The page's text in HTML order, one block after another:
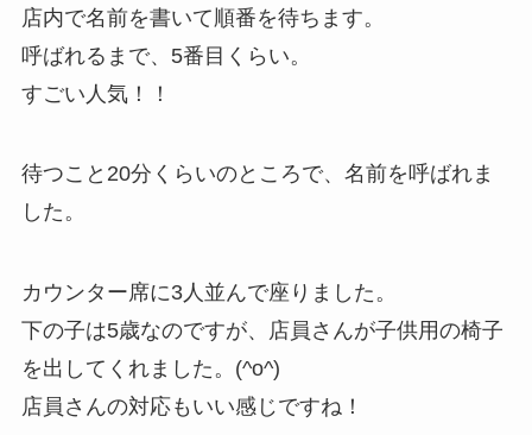
店内で名前を書いて順番を待ちます。
呼ばれるまで、5番目くらい。
すごい人気！！
待つこと20分くらいのところで、名前を呼ばれま
した。
カウンター席に3人並んで座りました。
下の子は5歳なのですが、店員さんが子供用の椅子
を出してくれました。(^o^)
店員さんの対応もいい感じですね！